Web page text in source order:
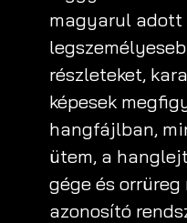
magyarul adott
részleteket,
képesek
hangfájlban,
ütem, a
gége és orrüreg
azonosító